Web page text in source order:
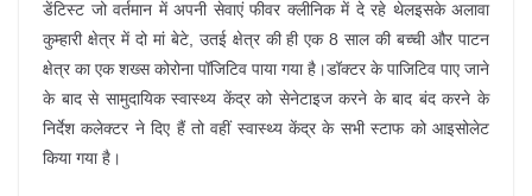
डेंटिस्ट जो वर्तमान में अपनी सेवाएं फीवर क्लीनिक में दे रहे थेलइसके अलावा
कुम्हारी क्षेत्र में दो मां बेटे, उतई क्षेत्र की ही एक 8 साल की बच्ची और पाटन
क्षेत्र का एक शख्स कोरोना पॉजिटिव पाया गया है।डॉक्टर के पाजिटिव पाए जाने
के बाद से सामुदायिक स्वास्थ्य केंद्र को सेनेटाइज करने के बाद बंद करने के
निर्देश कलेक्टर ने दिए हैं तो वहीं स्वास्थ्य केंद्र के सभी स्टाफ को आइसोलेट
किया गया है।